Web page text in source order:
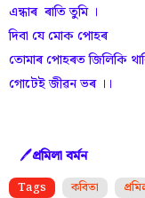
এন্ধাৰ ৰাতি তুমি ।
দিবা যে মোক পোহৰ
তোমাৰ পোহৰত জিলিকি
গোটেই জীৱন ভৰ ।।
🖊প্ৰমিলা বৰ্মন
Tags কবিতা